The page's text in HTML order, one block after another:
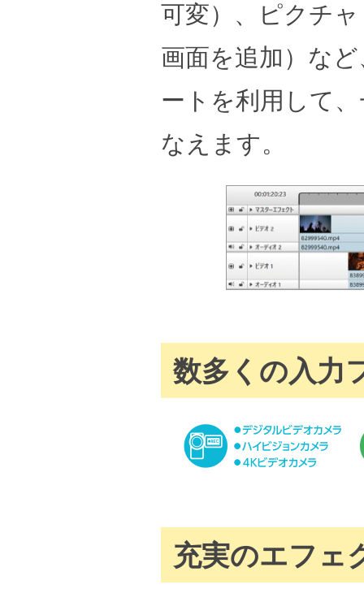
可変）、ピクチ
画面を追加）な
ートを利用して
なえます。
数多くの入力
充実のエフェ